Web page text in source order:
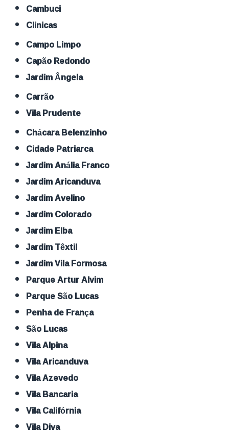
Cambuci
Clinicas
Campo Limpo
Capão Redondo
Jardim Ângela
Carrão
Vila Prudente
Chácara Belenzinho
Cidade Patriarca
Jardim Anália Franco
Jardim Aricanduva
Jardim Avelino
Jardim Colorado
Jardim Elba
Jardim Têxtil
Jardim Vila Formosa
Parque Artur Alvim
Parque São Lucas
Penha de França
São Lucas
Vila Alpina
Vila Aricanduva
Vila Azevedo
Vila Bancaria
Vila Califórnia
Vila Diva